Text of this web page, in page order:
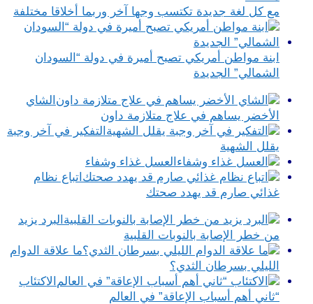
مع كل لغة جديدة تكتسب وجها آخر وربما أخلاقا مختلفة
ابنة مواطن أمريكي تصبح أميرة في دولة “السودان
الشمالي” الجديدة
الشاي
الأخضر يساهم في علاج متلازمة داون
التفكير في آخر وجبة
يقلل الشهية
العسل غذاء وشفاء
اتباع نظام
غذائي صارم قد يهدد صحتك
البرد يزيد
من خطر الإصابة بالنوبات القلبية
ما علاقة الدوام
الليلي بسرطان الثدي؟
الاكتئاب
“ثاني أهم أسباب الإعاقة” في العالم